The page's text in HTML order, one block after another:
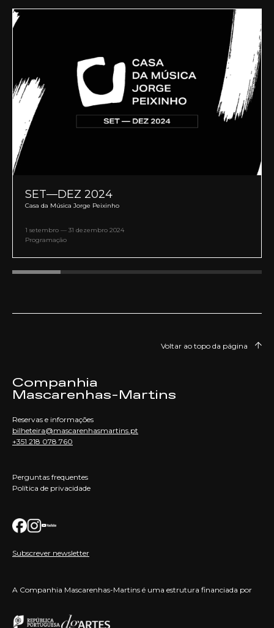
SET—DEZ 2024
Casa da Música Jorge Peixinho
1 setembro — 31 dezembro 2024
Programação
Voltar ao topo da página
Companhia
Mascarenhas-Martins
Reservas e informações
bilheteira@mascarenhasmartins.pt
+351 218 078 760
Perguntas frequentes
Política de privacidade
Subscrever newsletter
A Companhia Mascarenhas-Martins é uma estrutura financiada por